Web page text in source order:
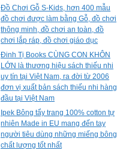
Đồ Chơi Gỗ S-Kids, hơn 400 mẫu
đồ chơi được làm bằng Gỗ, đồ chơi
thông minh, đồ chơi an toàn, đồ
chơi lắp ráp, đồ chơi giáo dục
Đinh Tị Books CÙNG CON KHÔN
LỚN là thương hiệu sách thiếu nhi
uy tín tại Việt Nam, ra đời từ 2006
đơn vị xuất bản sách thiếu nhi hàng
đầu tại Việt Nam
Ipek Bông tẩy trang 100% cotton tự
nhiên Made in EU mang đến tay
người tiêu dùng những miếng bông
chất lượng tốt nhất